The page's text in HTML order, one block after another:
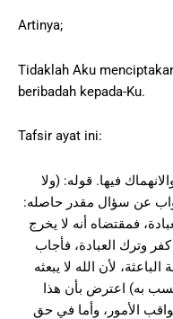
Artinya;
Tidaklah Aku
beribadah kepada-Ku.
Tafsir ayat ini:
فيها. قوله: (ولا
عن سؤال مقدر حاصله:
فمقتضاه أنه لا يخرج
وترك العبادة، فأجاب
الباعثة، لأن الله لا يبعثه
به) اعترض بأن هذا
الأمور، وأما في حق